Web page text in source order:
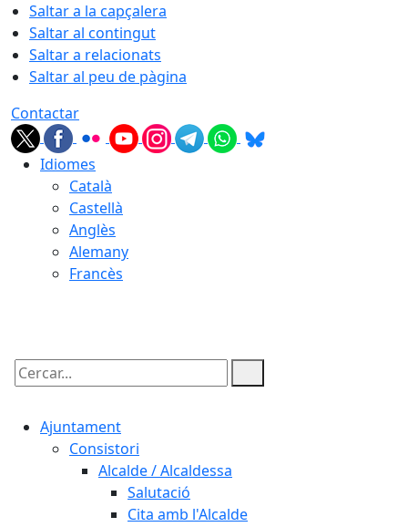
Saltar a la capçalera
Saltar al contingut
Saltar a relacionats
Saltar al peu de pàgina
Contactar
Idiomes
Català
Castellà
Anglès
Alemany
Francès
Cercar:
Ajuntament
Consistori
Alcalde / Alcaldessa
Salutació
Cita amb l'Alcalde